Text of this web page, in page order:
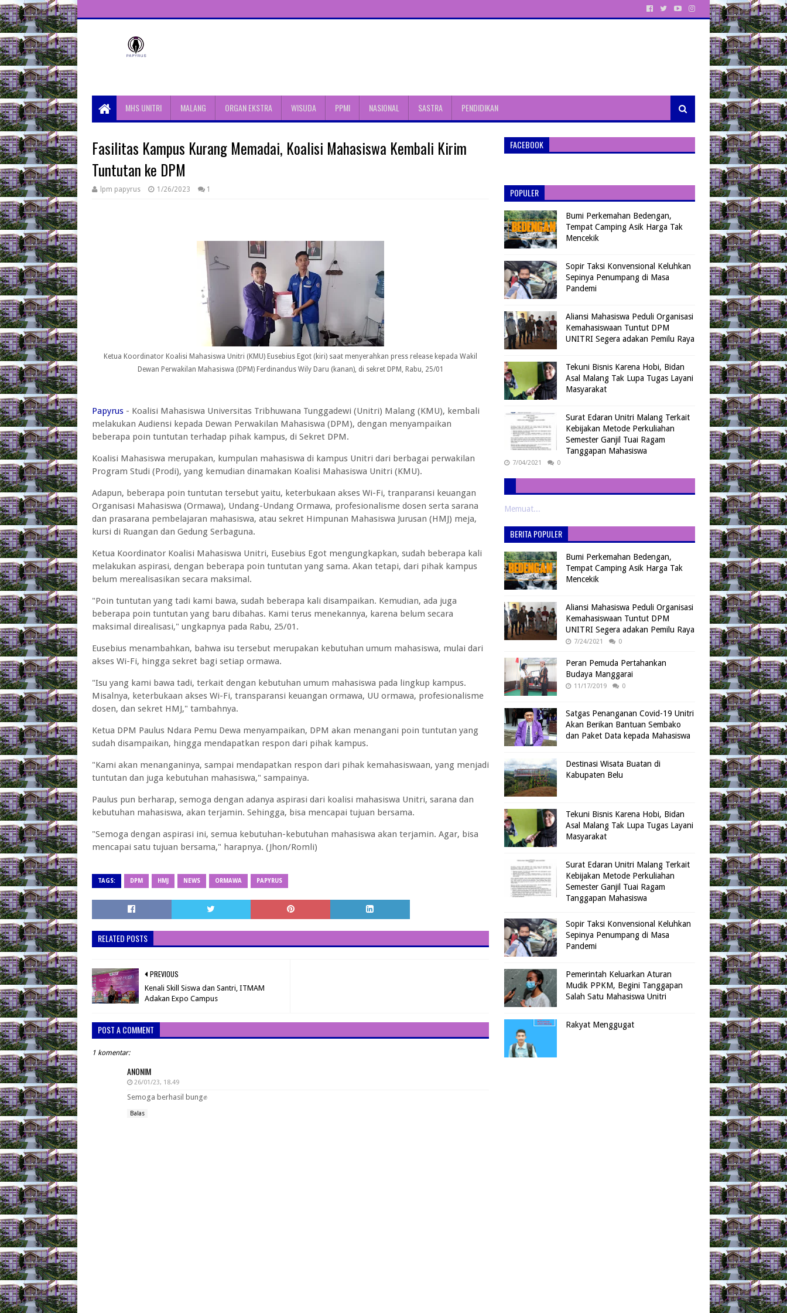
Unit Aktivitas Pers Mahasiswa
Papyrus UnitriMHS UNITRI MALANG ORGAN EKSTRA WISUDA PPMI NASIONAL SASTRA PENDIDIKAN
Fasilitas Kampus Kurang Memadai, Koalisi Mahasiswa Kembali Kirim
Tuntutan ke DPM
lpm papyrus 1/26/2023 1
Ketua Koordinator Koalisi Mahasiswa Unitri (KMU) Eusebius Egot (kiri) saat menyerahkan press release kepada Wakil
Dewan Perwakilan Mahasiswa (DPM) Ferdinandus Wily Daru (kanan), di sekret DPM, Rabu, 25/01
Papyrus - Koalisi Mahasiswa Universitas Tribhuwana Tunggadewi (Unitri) Malang (KMU), kembali
melakukan Audiensi kepada Dewan Perwakilan Mahasiswa (DPM), dengan menyampaikan
beberapa poin tuntutan terhadap pihak kampus, di Sekret DPM.
Koalisi Mahasiswa merupakan, kumpulan mahasiswa di kampus Unitri dari berbagai perwakilan
Program Studi (Prodi), yang kemudian dinamakan Koalisi Mahasiswa Unitri (KMU).
Adapun, beberapa poin tuntutan tersebut yaitu, keterbukaan akses Wi-Fi, tranparansi keuangan
Organisasi Mahasiswa (Ormawa), Undang-Undang Ormawa, profesionalisme dosen serta sarana
dan prasarana pembelajaran mahasiswa, atau sekret Himpunan Mahasiswa Jurusan (HMJ) meja,
kursi di Ruangan dan Gedung Serbaguna.
Ketua Koordinator Koalisi Mahasiswa Unitri, Eusebius Egot mengungkapkan, sudah beberapa kali
melakukan aspirasi, dengan beberapa poin tuntutan yang sama. Akan tetapi, dari pihak kampus
belum merealisasikan secara maksimal.
"Poin tuntutan yang tadi kami bawa, sudah beberapa kali disampaikan. Kemudian, ada juga
beberapa poin tuntutan yang baru dibahas. Kami terus menekannya, karena belum secara
maksimal direalisasi," ungkapnya pada Rabu, 25/01.
Eusebius menambahkan, bahwa isu tersebut merupakan kebutuhan umum mahasiswa, mulai dari
akses Wi-Fi, hingga sekret bagi setiap ormawa.
"Isu yang kami bawa tadi, terkait dengan kebutuhan umum mahasiswa pada lingkup kampus.
Misalnya, keterbukaan akses Wi-Fi, transparansi keuangan ormawa, UU ormawa, profesionalisme
dosen, dan sekret HMJ," tambahnya.
Ketua DPM Paulus Ndara Pemu Dewa menyampaikan, DPM akan menangani poin tuntutan yang
sudah disampaikan, hingga mendapatkan respon dari pihak kampus.
"Kami akan menanganinya, sampai mendapatkan respon dari pihak kemahasiswaan, yang menjadi
tuntutan dan juga kebutuhan mahasiswa," sampainya.
Paulus pun berharap, semoga dengan adanya aspirasi dari koalisi mahasiswa Unitri, sarana dan
kebutuhan mahasiswa, akan terjamin. Sehingga, bisa mencapai tujuan bersama.
"Semoga dengan aspirasi ini, semua kebutuhan-kebutuhan mahasiswa akan terjamin. Agar, bisa
mencapai satu tujuan bersama," harapnya. (Jhon/Romli)
TAGS: DPM HMJ NEWS ORMAWA PAPYRUS
RELATED POSTS
PREVIOUS
Kenali Skill Siswa dan Santri, ITMAM
Adakan Expo Campus
POST A COMMENT
1 komentar:
ANONIM
26/01/23, 18.49
Semoga berhasil bung✊
Balas
FACEBOOK
POPULER
Bumi Perkemahan Bedengan,
Tempat Camping Asik Harga Tak
Mencekik
Sopir Taksi Konvensional Keluhkan
Sepinya Penumpang di Masa
Pandemi
Aliansi Mahasiswa Peduli Organisasi
Kemahasiswaan Tuntut DPM
UNITRI Segera adakan Pemilu Raya
Tekuni Bisnis Karena Hobi, Bidan
Asal Malang Tak Lupa Tugas Layani
Masyarakat
Surat Edaran Unitri Malang Terkait
Kebijakan Metode Perkuliahan
Semester Ganjil Tuai Ragam
Tanggapan Mahasiswa
7/04/2021 0
Memuat...
BERITA POPULER
Bumi Perkemahan Bedengan,
Tempat Camping Asik Harga Tak
Mencekik
Aliansi Mahasiswa Peduli Organisasi
Kemahasiswaan Tuntut DPM
UNITRI Segera adakan Pemilu Raya
7/24/2021 0
Peran Pemuda Pertahankan
Budaya Manggarai
11/17/2019 0
Satgas Penanganan Covid-19 Unitri
Akan Berikan Bantuan Sembako
dan Paket Data kepada Mahasiswa
Destinasi Wisata Buatan di
Kabupaten Belu
Tekuni Bisnis Karena Hobi, Bidan
Asal Malang Tak Lupa Tugas Layani
Masyarakat
Surat Edaran Unitri Malang Terkait
Kebijakan Metode Perkuliahan
Semester Ganjil Tuai Ragam
Tanggapan Mahasiswa
Sopir Taksi Konvensional Keluhkan
Sepinya Penumpang di Masa
Pandemi
Pemerintah Keluarkan Aturan
Mudik PPKM, Begini Tanggapan
Salah Satu Mahasiswa Unitri
Rakyat Menggugat